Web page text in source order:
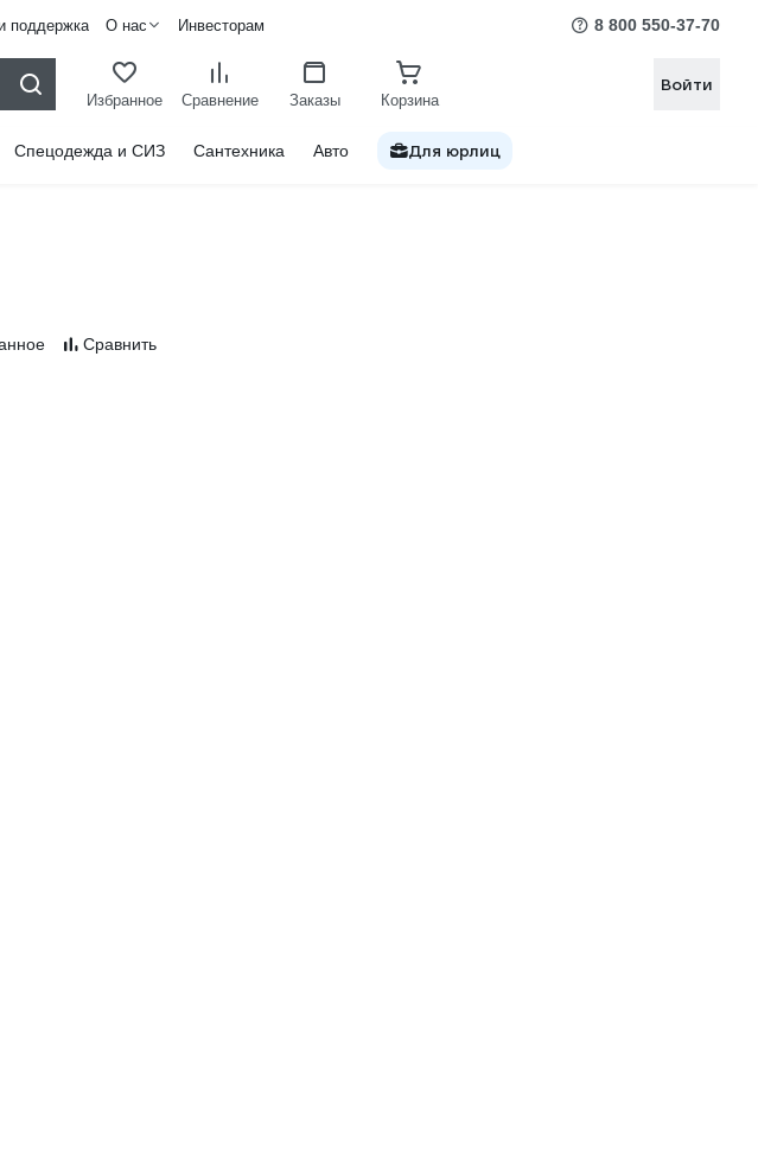
поддержка О нас Инвесторам 8 800 550-37-70
Избранное Сравнение Заказы Корзина
Войти
Спецодежда и СИЗ Сантехника Авто Для юрлиц
Сравнить